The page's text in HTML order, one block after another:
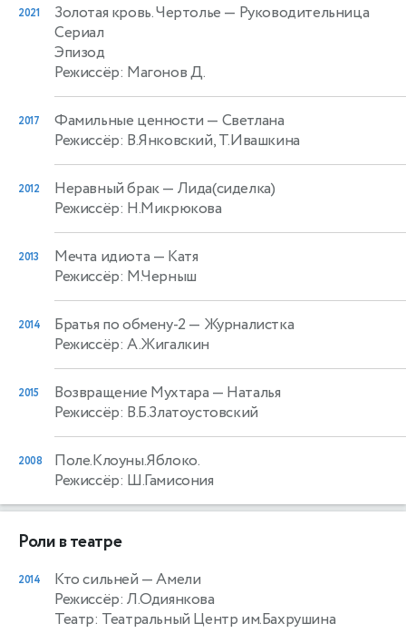
2021 Золотая кровь. Чертолье — Руководительница
Сериал
Эпизод
Режиссёр: Магонов Д.
2017 Фамильные ценности — Светлана
Режиссёр: В.Янковский, Т.Ивашкина
2012 Неравный брак— Лида(сиделка)
Режиссёр: Н.Микрюкова
2013 Мечта идиота — Катя
Режиссёр: М.Черныш
2014 Братья по обмену-2 — Журналистка
Режиссёр: А.Жигалкин
2015 Возвращение Мухтара — Наталья
Режиссёр: В.Б.Златоустовский
2008
Поле.Клоуны.Яблоко.
Режиссёр: Ш.Гамисония
Роли в театре
2014 Кто сильней — Амели
Режиссёр: Л.Одиянкова
Театр: Театральный Центр им.Бахрушина